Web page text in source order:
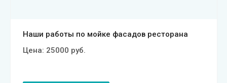
Наши работы по мойке фасадов ресторана
Цена: 25000 руб.